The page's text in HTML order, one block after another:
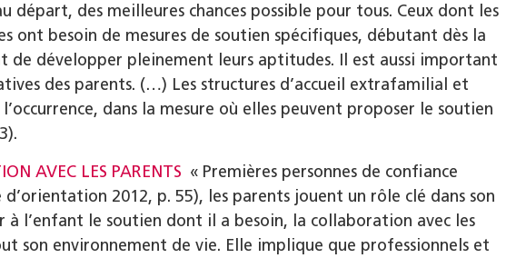
départ, des meilleures chances possible pour tous. Ceux dont les
ont besoin de mesures de soutien spécifiques, débutant dès la
développer pleinement leurs aptitudes. Il est aussi important
des parents. (…) Les structures d’accueil extrafamilial et
dans la mesure où elles peuvent proposer le soutien
AVEC LES PARENTS « Premières personnes de confiance
2012, p. 55), les parents jouent un rôle clé dans son
à l’enfant le soutien dont il a besoin, la collaboration avec les
son environnement de vie. Elle implique que professionnels et